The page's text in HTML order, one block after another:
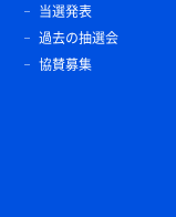
当選発表
過去の抽選会
協賛募集